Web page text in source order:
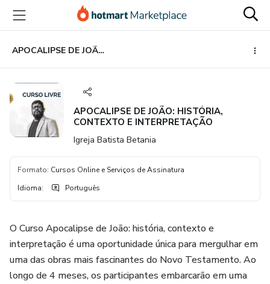
para
conteúdo
principal
para
pagamento
para
rodapé
APOCALIPSE DE JOÃO: HISTÓRIA, CONTEXTO E INTERPRETAÇÃO
APOCALIPSE DE JOÃO: HISTÓRIA,
CONTEXTO E INTERPRETAÇÃO
Igreja Batista Betania
Formato: Cursos Online e Serviços de Assinatura
Idioma: Português
O Curso Apocalipse de João: história, contexto e
interpretação é uma oportunidade única para mergulhar em
uma das obras mais fascinantes do Novo Testamento. Ao
longo de 4 meses, os participantes embarcarão em uma